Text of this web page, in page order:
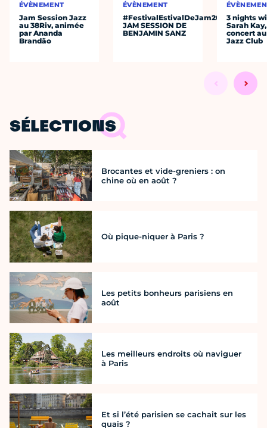
ÉVÈNEMENT
Jam Session Jazz
au 38Riv, animée
par Ananda
Brandão
ÉVÈNEMENT
#FestivalEstivalDeJam2026
JAM SESSION DE
BENJAMIN SANZ
3 nights
Sarah
concert
Jazz Club
SÉLECTIONS
Brocantes et vide-greniers : on
chine où en août ?
Où pique-niquer à Paris ?
Les petits bonheurs parisiens en
août
Les meilleurs endroits où naviguer
à Paris
Et si l’été parisien se cachait sur les
quais ?